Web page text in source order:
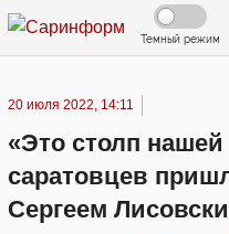
Темный режим
20 июля 2022, 14:11
«Это столп
саратовцев
Сергеем